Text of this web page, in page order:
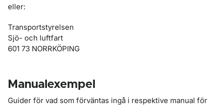
eller:
Transportstyrelsen
Sjö- och luftfart
601 73 NORRKÖPING
Manualexempel
Guider för vad som förväntas ingå i respektive manual för